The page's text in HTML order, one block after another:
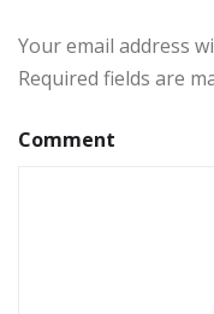
Your email address
Required fields are
Comment